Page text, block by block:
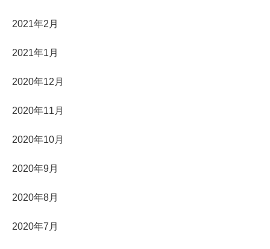
2021年2月
2021年1月
2020年12月
2020年11月
2020年10月
2020年9月
2020年8月
2020年7月